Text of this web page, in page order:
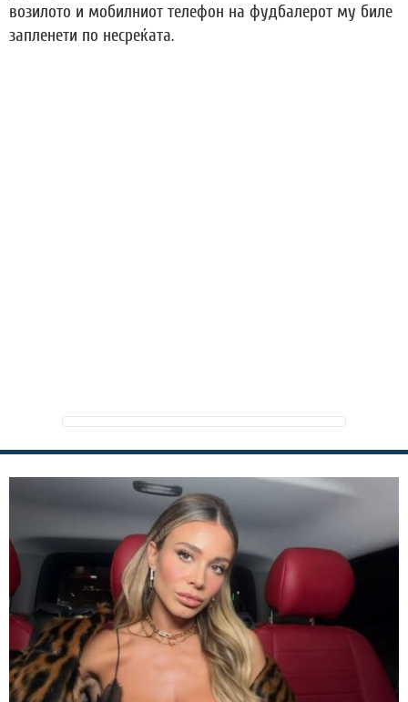
возилото и мобилниот телефон на фудбалерот му биле
запленети по несреќата.